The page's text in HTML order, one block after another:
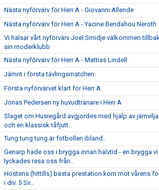
Nästa nyförvärv för Herr A - Giovanni Allende
Nästa nyförvärv för Herr A - Yacine Bendahou Neroth
Vi hälsar vårt nyförvärv Joel Smidje välkommen
sin moderklubb
Nästa nyförvärv för Herr A - Mattias Lindell
Jämnt i första tävlingsmatchen
Första nyförvärvet klart för Herr A
Jonas Pedersen ny huvudtränare i Herr A
Slaget om Husiegård avgjordes med hjälp av
och en klassisk tåfjutt..
Tung tung tung är fotbollen ibland..
Genarp hade oss i brygga innan halvtid - en brygga
lyckades resa oss från..
Höstens (hittills) bästa prestation kom mot vårens
i div. 5 Sv...